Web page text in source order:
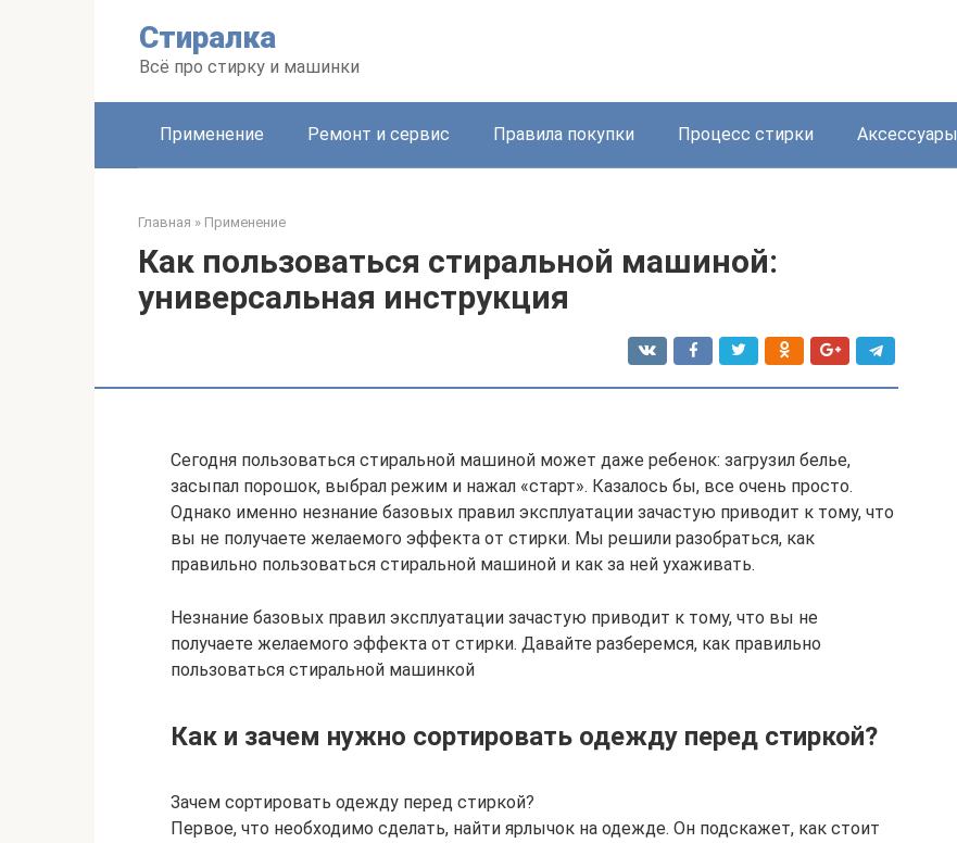
Стиралка
Всё про стирку и машинки
Применение Ремонт и сервис Правила покупки Процесс стирки Аксессуары
Главная » Применение
Как пользоваться стиральной машиной:
универсальная инструкция
Сегодня пользоваться стиральной машиной может даже ребенок: загрузил белье,
засыпал порошок, выбрал режим и нажал «старт». Казалось бы, все очень просто.
Однако именно незнание базовых правил эксплуатации зачастую приводит к тому, что
вы не получаете желаемого эффекта от стирки. Мы решили разобраться, как
правильно пользоваться стиральной машиной и как за ней ухаживать.
Незнание базовых правил эксплуатации зачастую приводит к тому, что вы не
получаете желаемого эффекта от стирки. Давайте разберемся, как правильно
пользоваться стиральной машинкой
Как и зачем нужно сортировать одежду перед стиркой?
Зачем сортировать одежду перед стиркой?
Первое, что необходимо сделать, найти ярлычок на одежде. Он подскажет, как стоит